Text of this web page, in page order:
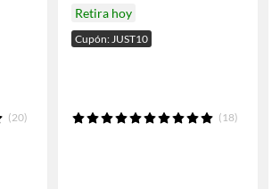
(20)
Retira hoy
Cupón: JUST10
(18)